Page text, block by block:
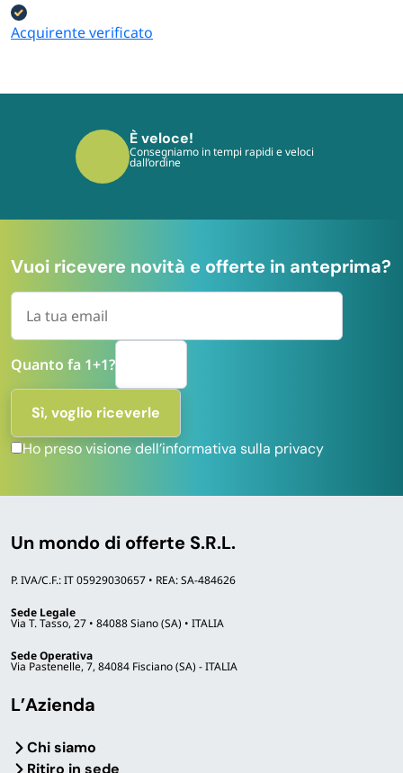
Acquirente verificato
È sicuro!
I tuoi pagamenti sono protetti dai più
moderni protocolli
Vuoi ricevere novità e offerte in anteprima?
Quanto fa 1+1?
Ho preso visione dell’informativa sulla privacy
Un mondo di offerte S.R.L.
P. IVA/C.F.: IT 05929030657 • REA: SA-484626
Sede Legale
Via T. Tasso, 27 • 84088 Siano (SA) • ITALIA
Sede Operativa
Via Pastenelle, 7, 84084 Fisciano (SA) - ITALIA
L’Azienda
Chi siamo
Ritiro in sede